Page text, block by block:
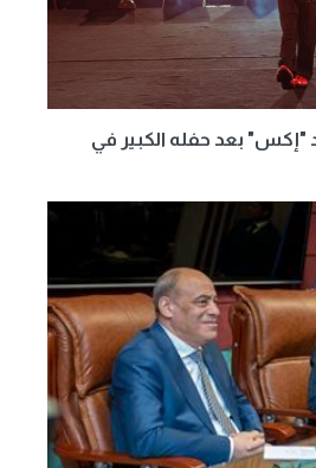
"إكس" بعد حفله الكبير في